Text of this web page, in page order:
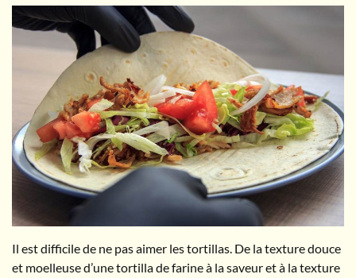
Il est difficile de ne pas aimer les tortillas. De la texture douce
et moelleuse d’une tortilla de farine à la saveur et à la texture